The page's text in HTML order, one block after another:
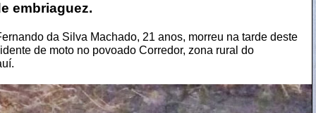
embriaguez.
da Silva Machado, 21 anos, morreu na tarde deste
de moto no povoado Corredor, zona rural do